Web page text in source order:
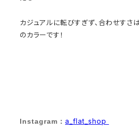
カジュアルに転びすぎず、合わせすさ
のカラーです！
Instagram： a_flat_shop